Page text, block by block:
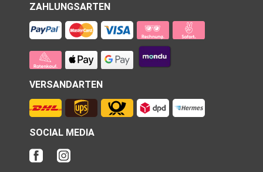
ZAHLUNGSARTEN
VERSANDARTEN
SOCIAL MEDIA